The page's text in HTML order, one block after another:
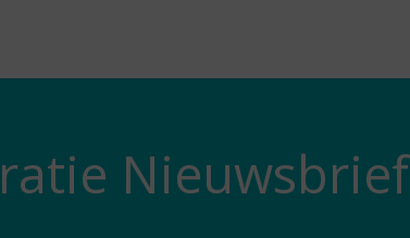
Nieuwsbrief